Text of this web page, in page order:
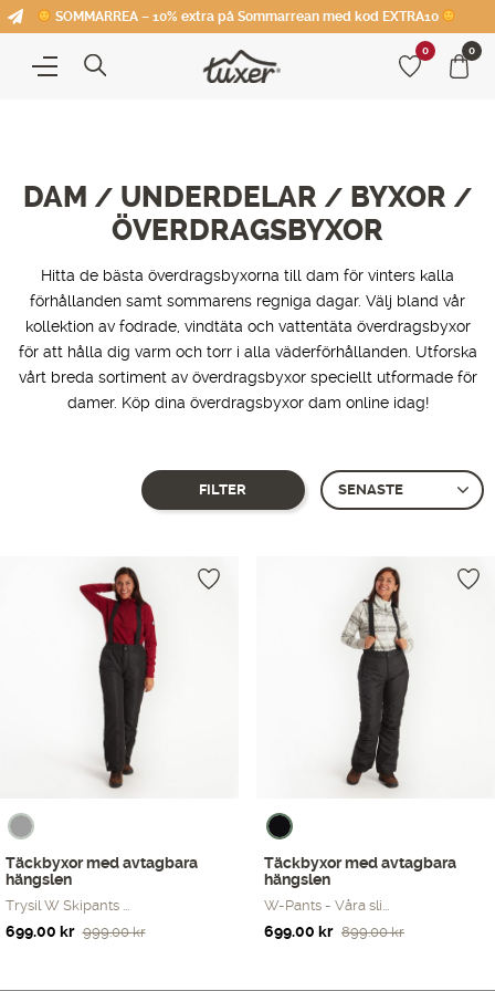
SOMMARREA – 10% extra på Sommarrean med kod EXTRA10
0 0
DAM / UNDERDELAR / BYXOR /
ÖVERDRAGSBYXOR
Hitta de bästa överdragsbyxorna till dam för vinters kalla
förhållanden samt sommarens regniga dagar. Välj bland vår
kollektion av fodrade, vindtäta och vattentäta överdragsbyxor
för att hålla dig varm och torr i alla väderförhållanden. Utforska
vårt breda sortiment av överdragsbyxor speciellt utformade för
damer. Köp dina överdragsbyxor dam online idag!
Showing all 2 results
FILTER
Täckbyxor med avtagbara
hängslen
Trysil W Skipants ...
999.00kr
Det
699.00 kr
Det
Täckbyxor med avtagbara
hängslen
W-Pants - Våra sli...
899.00kr
Det
699.00 kr
Det